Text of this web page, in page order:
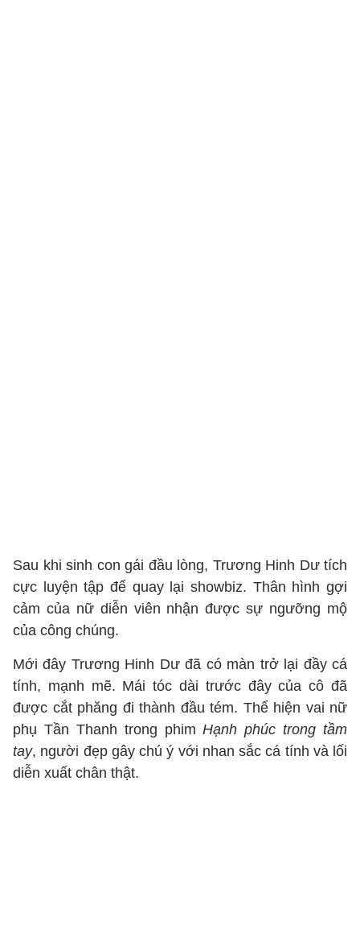
Sau khi sinh con gái đầu lòng, Trương Hinh Dư tích
cực luyện tập để quay lại showbiz. Thân hình gợi
cảm của nữ diễn viên nhận được sự ngưỡng mộ
của công chúng.
Mới đây Trương Hinh Dư đã có màn trở lại đầy cá
tính, mạnh mẽ. Mái tóc dài trước đây của cô đã
được cắt phăng đi thành đầu tém. Thể hiện vai nữ
phụ Tần Thanh trong phimHạnh phúc trong tầm
tay, người đẹp gây chú ý với nhan sắc cá tính và lối
diễn xuất chân thật.